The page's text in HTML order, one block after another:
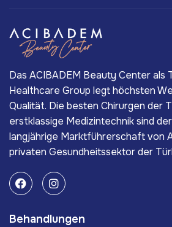
Das ACIBADEM Beauty Center als
Healthcare Group legt höchsten
Qualität. Die besten Chirurgen der
erstklassige Medizintechnik sind
langjährige Marktführerschaft von
privaten Gesundheitssektor der
Behandlungen